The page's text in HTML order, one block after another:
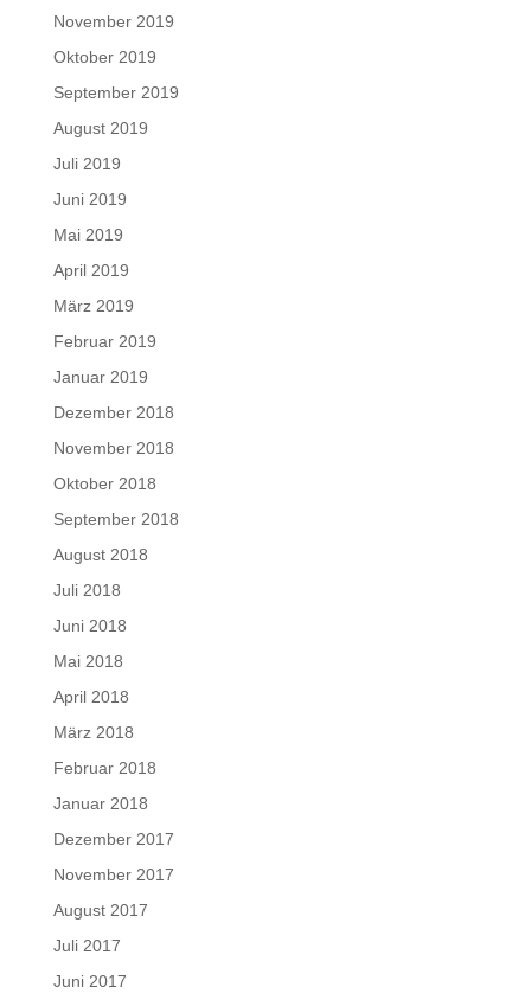
November 2019
Oktober 2019
September 2019
August 2019
Juli 2019
Juni 2019
Mai 2019
April 2019
März 2019
Februar 2019
Januar 2019
Dezember 2018
November 2018
Oktober 2018
September 2018
August 2018
Juli 2018
Juni 2018
Mai 2018
April 2018
März 2018
Februar 2018
Januar 2018
Dezember 2017
November 2017
August 2017
Juli 2017
Juni 2017